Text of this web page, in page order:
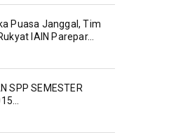
Puasa Janggal, Tim
IAIN Parepar...
SPP SEMESTER